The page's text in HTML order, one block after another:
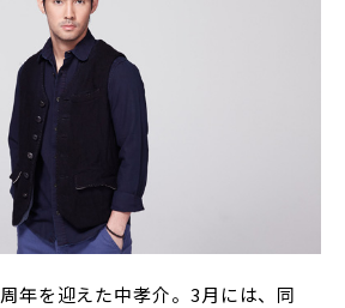
年を迎えた中孝介。3月には、同